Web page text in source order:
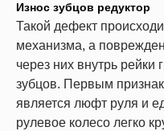
Износ зубцов редуктор
Такой дефект
механизма, а
через них внутрь рейки
зубцов. Первым
является люфт руля и
рулевое колесо легко